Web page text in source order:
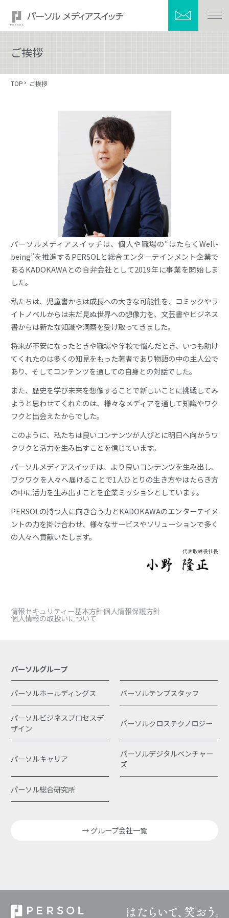
ご挨拶
TOP ご挨拶
パーソルメディアスイッチは、個人や職場の“はたらくWell-
being”を推進するPERSOLと総合エンターテインメント企業で
あるKADOKAWAとの合弁会社として2019年に事業を開始しま
した。
私たちは、児童書からは成長への大きな可能性を、コミックやラ
イトノベルからは未だ見ぬ世界への想像力を、文芸書やビジネス
書からは新たな知識や洞察を受け取ってきました。
将来が不安になったときや職場や学校で悩んだとき、 いつも助け
てくれたのは多くの知見をもった著者であり物語の中の主人公で
あり、 そしてコンテンツを通しての自身との対話でした。
また、歴史を学び未来を想像することで新しいことに挑戦してみ
ようと思わせてくれたのは、 様々なメディアを通して知識やワク
ワクと出会えたからでした。
このように、私たちは良いコンテンツが人びとに明日へ向かうワ
クワクと活力を生み出すことを信じています。
パーソルメディアスイッチは、より良いコンテンツを生み出し、
ワクワクを人々へ届けることで1人ひとりの生き方やはたらき方
の中に活力を生み出すことを企業ミッションとしています。
PERSOLの持つ人に向き合う力とKADOKAWAのエンターテイメ
ントの力を掛け合わせ、 様々なサービスやソリューションで多く
の人々へ貢献いたします。
代表取締役社長
情報セキュリティー基本方針個人情報保護方針
個人情報の取扱いについて
パーソルグループ
パーソルホールディングス パーソルテンプスタッフ
パーソルビジネスプロセスデ
ザイン
パーソルクロステクノロジー
パーソルキャリア
パーソルデジタルベンチャー
ズ
パーソル総合研究所
→ グループ会社一覧